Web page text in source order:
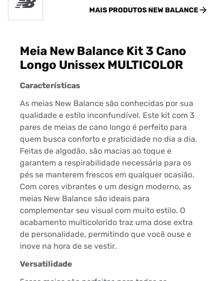
MAIS PRODUTOS NEW BALANCE
Meia New Balance Kit 3 Cano
Longo Unissex MULTICOLOR
Características
As meias New Balance são conhecidas por sua
qualidade e estilo inconfundível. Este kit com 3
pares de meias de cano longo é perfeito para
quem busca conforto e praticidade no dia a dia.
Feitas de algodão, são macias ao toque e
garantem a respirabilidade necessária para os
pés se manterem frescos em qualquer ocasião.
Com cores vibrantes e um design moderno, as
meias New Balance são ideais para
complementar seu visual com muito estilo. O
acabamento multicolorido traz uma dose extra
de personalidade, permitindo que você ouse e
inove na hora de se vestir.
Versatilidade